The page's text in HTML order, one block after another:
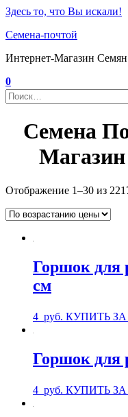
Здесь то, что Вы искали!
Семена-почтой
Интернет-Магазин Семян
0
Семена
Магазин
Отображение 1–30 из
Горшок для
см
4 руб. КУПИТЬ ЗА
Горшок для
4 руб. КУПИТЬ ЗА